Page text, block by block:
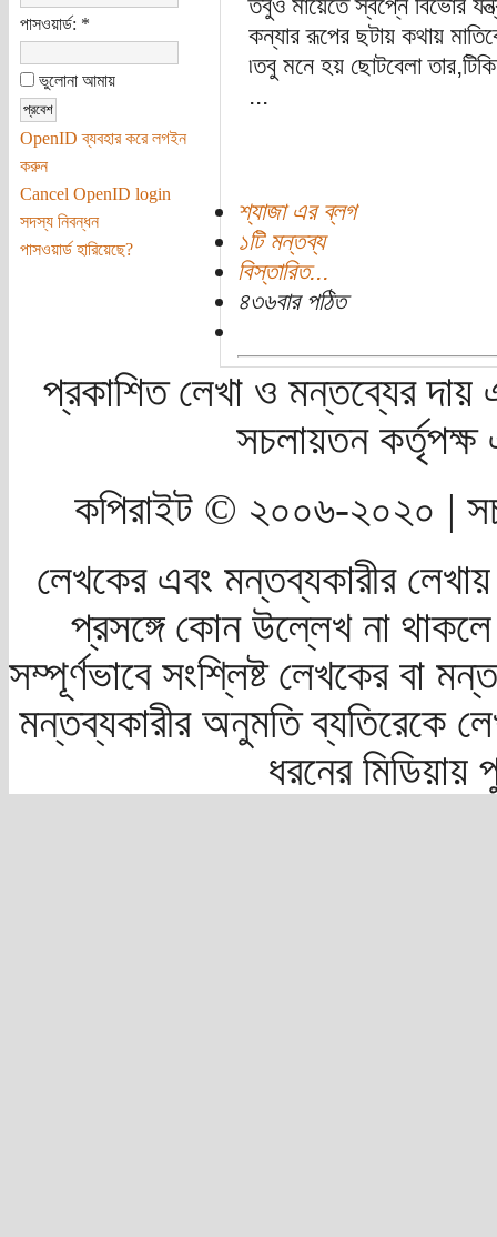
পাসওয়ার্ড: *
ভুলোনা আমায়
OpenID ব্যবহার করে লগইন
করুন
Cancel OpenID login
সদস্য নিবন্ধন
পাসওয়ার্ড হারিয়েছে?
তবুও মায়েতে স্বপ্নে বিভোর
কন্যার রূপের ছটায় কথায়
৷তবু মনে হয় ছোটবেলা
...
শ্যাজা এর ব্লগ
১টি মন্তব্য
বিস্তারিত...
৪৩৬বার পঠিত
প্রকাশিত লেখা ও মন্তব্যের দায়
সচলায়তন
কপিরাইট © ২০০৬-২০২০ |
লেখকের এবং মন্তব্যকারীর
প্রসঙ্গে কোন উল্লেখ না
সম্পূর্ণভাবে সংশ্লিষ্ট লেখকের বা
মন্তব্যকারীর অনুমতি ব্যতিরেকে
ধরনের মিডিয়ায়